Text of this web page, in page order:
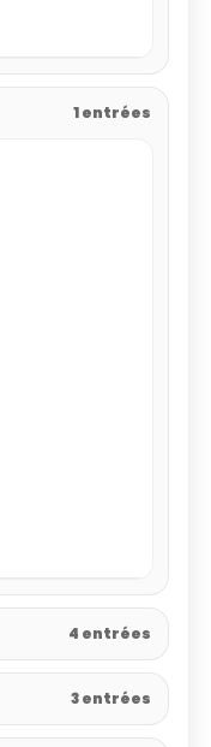
1 entrées
4 entrées
3 entrées